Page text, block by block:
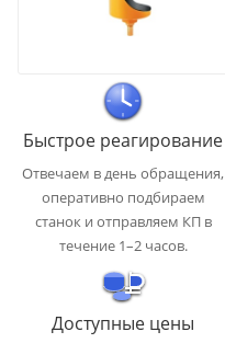
Быстрое реагирование
Отвечаем в день обращения,
оперативно подбираем
станок и отправляем КП в
течение 1–2 часов.
Доступные цены